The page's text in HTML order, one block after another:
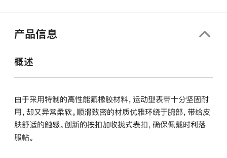
中
产品信息
概述
由于采用特制的高性能氟橡胶材料，运动型表带十分坚固耐
用，却又异常柔软。顺滑致密的材质优雅环绕于腕部，带给皮
肤舒适的触感。创新的按扣加收拢式表扣，确保佩戴时利落
服帖。